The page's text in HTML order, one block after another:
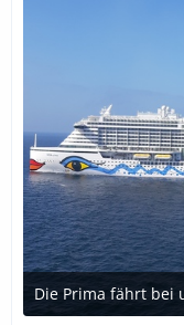
Die Prima fährt bei
9. Juni 2021 um